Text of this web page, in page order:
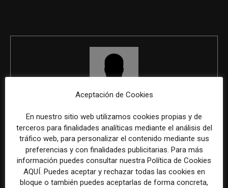
ÚLTIMOS ARTÍCULOS
Aceptación de Cookies
En nuestro sitio web utilizamos cookies propias y de
terceros para finalidades analíticas mediante el análisis del
tráfico web, para personalizar el contenido mediante sus
preferencias y con finalidades publicitarias. Para más
información puedes consultar nuestra Política de Cookies
AQUÍ. Puedes aceptar y rechazar todas las cookies en
bloque o también puedes aceptarlas de forma concreta,